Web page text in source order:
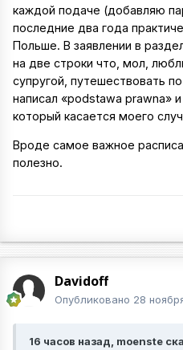
каждой подаче (добавляю
последние два года
Польше. В заявлении в
на две строки что, мол,
супругой, путешествовать
написал «podstawa prawna» и
который касается моего
Вроде самое важное
полезно.
Davidoff
Опубликовано 28
16 часов назад, moenste